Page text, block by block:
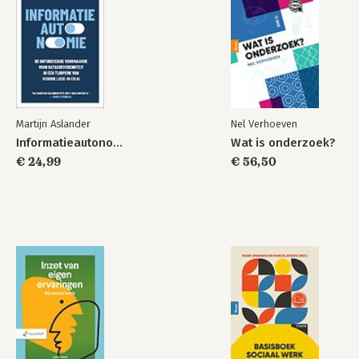
Martijn Aslander
Informatieautonomie
€ 24,99
Nel Verhoeven
Wat is onderzoek?
€ 56,50